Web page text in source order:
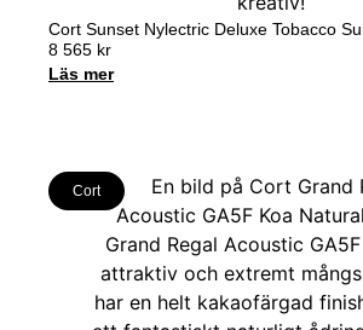
Cort Sunset Nylectric Deluxe Tobacco
8 565 kr
Läs mer
Cort